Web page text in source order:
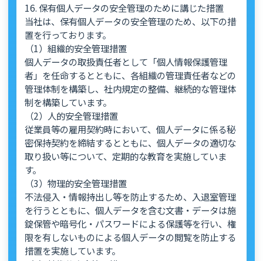
16. 保有個人データの安全管理のために講じた措置
当社は、保有個人データの安全管理のため、以下の措
置を行っております。
（1）組織的安全管理措置
個人データの取扱責任者として「個人情報保護管理
者」を任命するとともに、各組織の管理責任者などの
管理体制を構築し、社内規定の整備、継続的な管理体
制を構築しています。
（2）人的安全管理措置
従業員等の雇用契約時において、個人データに係る秘
密保持契約を締結するとともに、個人データの適切な
取り扱い等について、定期的な教育を実施していま
す。
（3）物理的安全管理措置
不法侵入・情報持出し等を防止するため、入退室管理
を行うとともに、個人データを含む文書・データは施
錠保管や暗号化・パスワードによる保護等を行い、権
限を有しないものによる個人データの閲覧を防止する
措置を実施しています。